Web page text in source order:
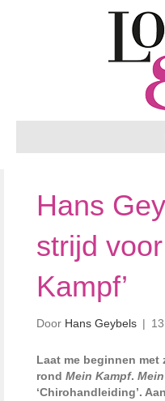
Hans
strijd
Kampf’
Door Hans Geybels |
Laat me beginnen
rond Mein Kampf.
‘Chirohandleiding’.